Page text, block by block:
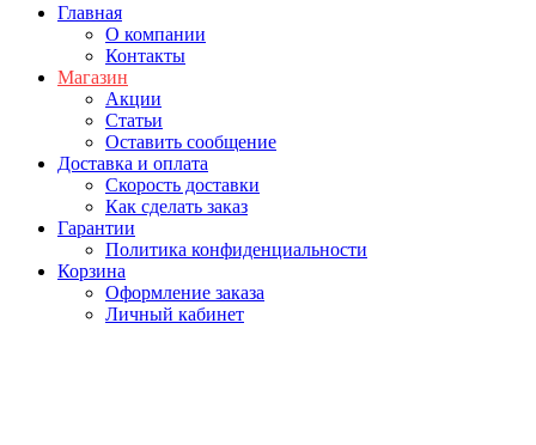
Главная
О компании
Контакты
Магазин
Акции
Статьи
Оставить сообщение
Доставка и оплата
Скорость доставки
Как сделать заказ
Гарантии
Политика конфиденциальности
Корзина
Оформление заказа
Личный кабинет